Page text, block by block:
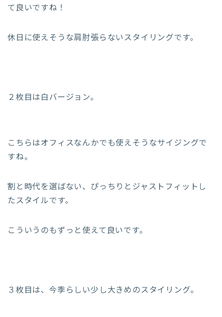
て良いですね！
休日に使えそうな肩肘張らないスタイリングです。
２枚目は白バージョン。
こちらはオフィスなんかでも使えそうなサイジングで
すね。
割と時代を選ばない、ぴっちりとジャストフィットし
たスタイルです。
こういうのもずっと使えて良いです。
３枚目は、今季らしい少し大きめのスタイリング。